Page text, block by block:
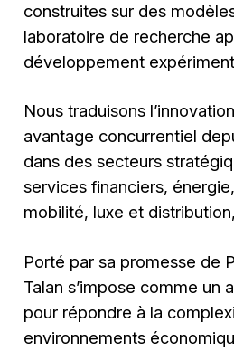
construites sur des
laboratoire de recherche
développement
Nous traduisons
avantage concurrentiel
dans des secteurs
services financiers,
mobilité, luxe et
Porté par sa promesse de
Talan s’impose comme un
pour répondre à la
environnements